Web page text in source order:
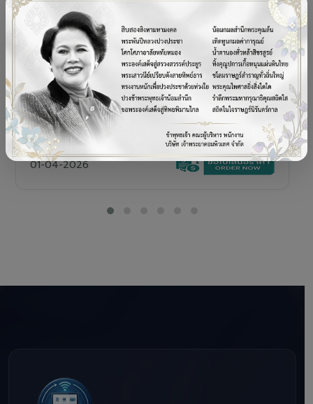
POS TERMINAL
SENOR V+5s
เครื่อง POS All-in-One Touch Screen ดีไซน์พรีเมียม
01-04-2026